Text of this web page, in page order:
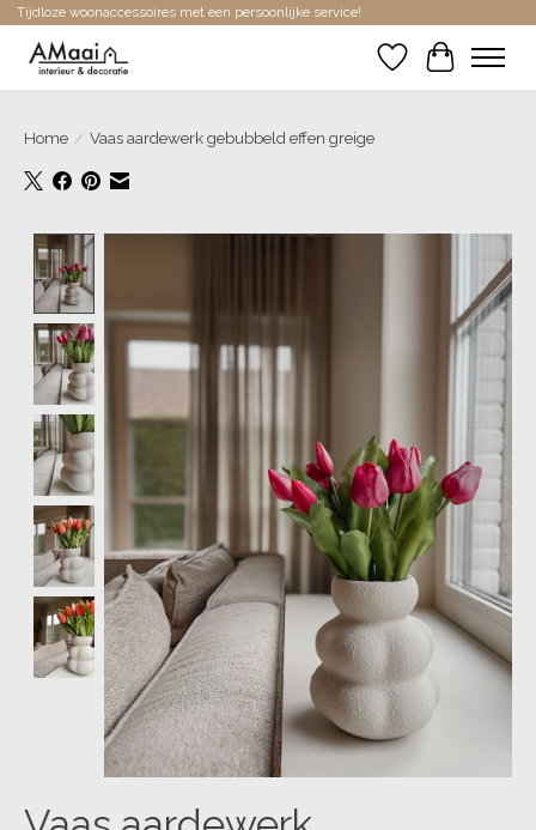
Tijdloze woonaccessoires met een persoonlijke service!
Verlanglijst
Home / Vaas aardewerk gebubbeld effen greige